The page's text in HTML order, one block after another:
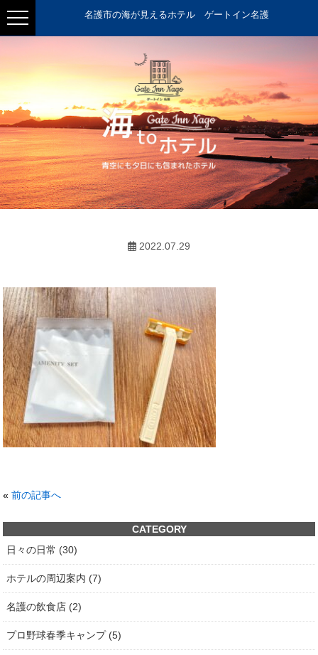
名護市の海が見えるホテル ゲートイン名護
2022.07.29
«前の記事へ
CATEGORY
日々の日常 (30)
ホテルの周辺案内 (7)
名護の飲食店 (2)
プロ野球春季キャンプ (5)